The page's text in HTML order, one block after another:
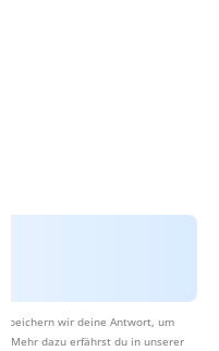
speichern wir deine Antwort, um
Mehr dazu erfährst du in unserer